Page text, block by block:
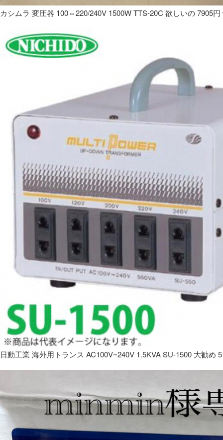
カシムラ 変圧器 100⇔220/240V 1500W TTS-20C 欲しいの 7905円
日動工業 海外用トランス AC100V~240V 1.5KVA SU-1500 大勧め